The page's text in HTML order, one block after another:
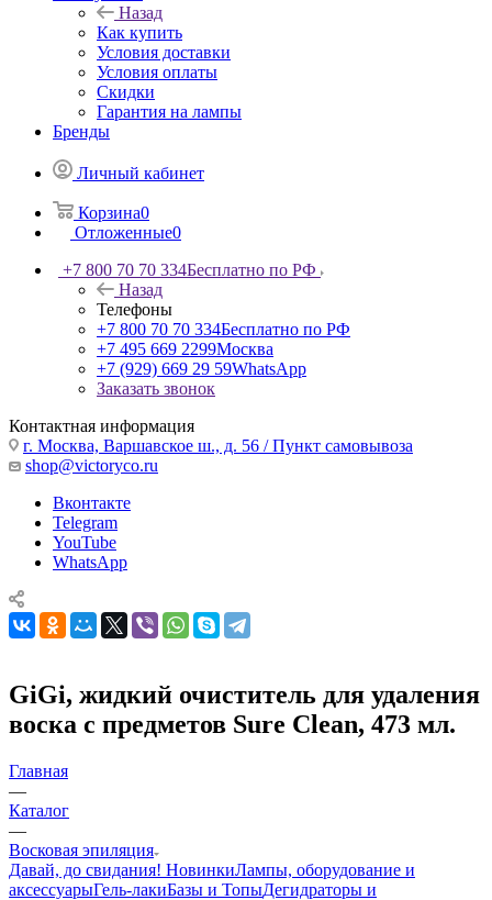
Назад
Как купить
Условия доставки
Условия оплаты
Скидки
Гарантия на лампы
Бренды
Личный кабинет
Корзина0
Отложенные0
+7 800 70 70 334Бесплатно по РФ
Назад
Телефоны
+7 800 70 70 334Бесплатно по РФ
+7 495 669 2299Москва
+7 (929) 669 29 59WhatsApp
Заказать звонок
Контактная информация
г. Москва, Варшавское ш., д. 56 / Пункт самовывоза
shop@victoryco.ru
Вконтакте
Telegram
YouTube
WhatsApp
GiGi, жидкий очиститель для удаления
воска с предметов Sure Clean, 473 мл.
Главная
—
Каталог
—
Восковая эпиляция
Давай, до свидания! НовинкиЛампы, оборудование и
аксессуарыГель-лакиБазы и ТопыДегидраторы и